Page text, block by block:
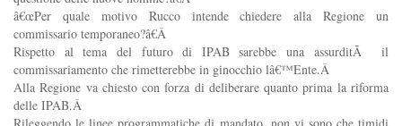
â€œPer quale motivo Rucco intende chiedere alla Regione un
commissario temporaneo?â€Â
Rispetto al tema del futuro di IPAB sarebbe una assurditÃ il
commissariamento che rimetterebbe in ginocchio lâ€™Ente.Â
Alla Regione va chiesto con forza di deliberare quanto prima la riforma
delle IPAB.Â
Rileggendo le linee programmatiche di mandato, non vi sono che timidi